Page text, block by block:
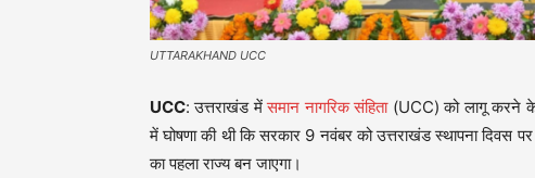
UTTARAKHAND UCC
UCC: उत्तराखंड मेंसमान नागरिक संहिता(UCC) को लागू करने के
में घोषणा की थी कि सरकार 9 नवंबर को उत्तराखंड स्थापना दिवस
का पहला राज्य बन जाएगा।